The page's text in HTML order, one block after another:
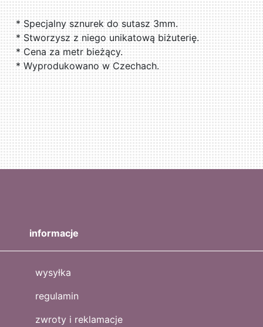
* Specjalny sznurek do sutasz 3mm.
* Stworzysz z niego unikatową biżuterię.
* Cena za metr bieżący.
* Wyprodukowano w Czechach.
informacje
wysyłka
regulamin
zwroty i reklamacje